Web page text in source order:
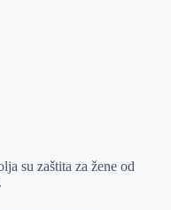
su zaštita za žene od